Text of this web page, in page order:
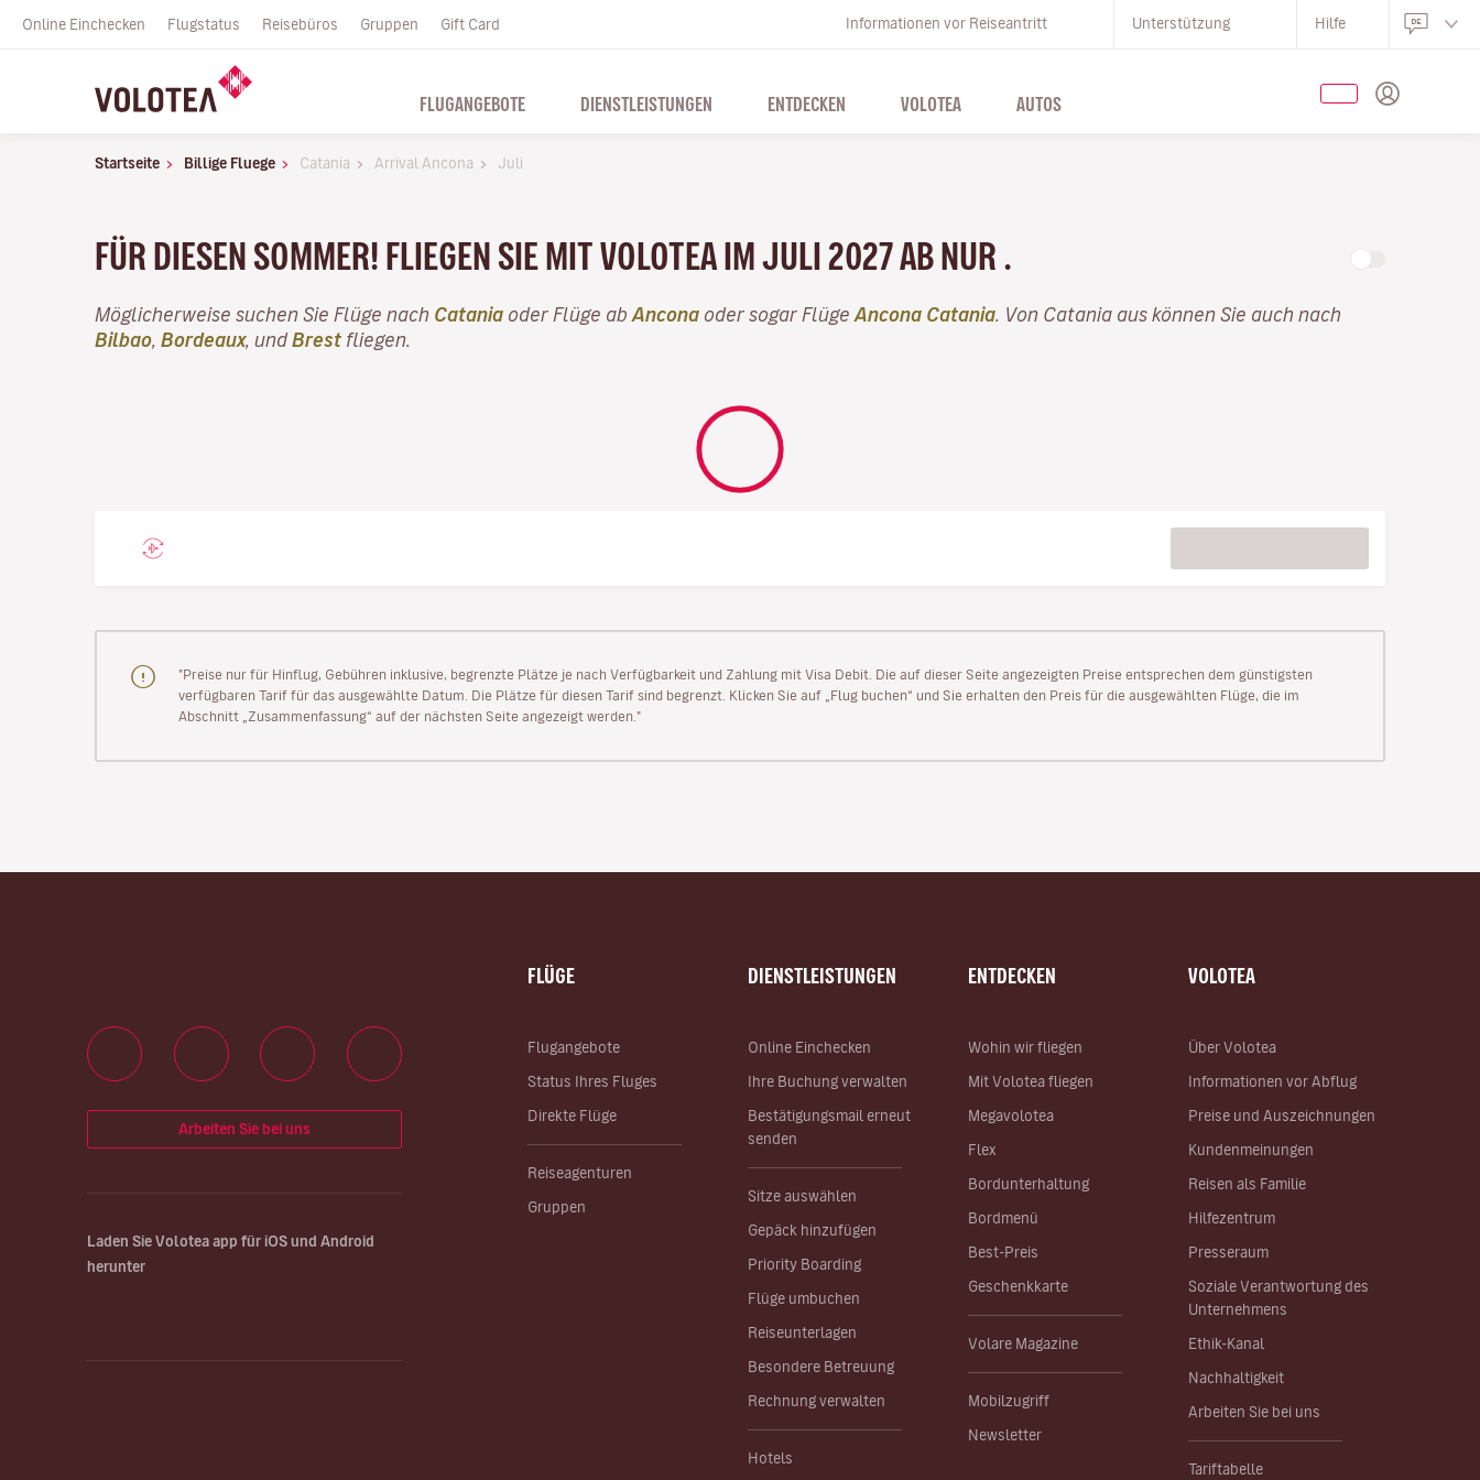
Online Einchecken Flugstatus Reisebüros Gruppen Gift Card Informationen vor Reiseantritt Unterstützung Hilfe
FLUGANGEBOTE DIENSTLEISTUNGEN ENTDECKEN VOLOTEA AUTOS
Startseite Billige Fluege Catania Arrival Ancona Juli
FÜR DIESEN SOMMER! FLIEGEN SIE MIT VOLOTEA IM JULI 2027 AB NUR .
Möglicherweise suchen Sie Flüge nach Catania oder Flüge ab Ancona oder sogar Flüge Ancona Catania . Von Catania aus können Sie auch nach
Bilbao Bordeaux, undBrest fliegen.
"Preise nur für Hinflug, Gebühren inklusive, begrenzte Plätze je nach Verfügbarkeit und Zahlung mit Visa Debit. Die auf dieser Seite angezeigten Preise entsprechen dem günstigsten
verfügbaren Tarif für das ausgewählte Datum. Die Plätze für diesen Tarif sind begrenzt. Klicken Sie auf „Flug buchen“ und Sie erhalten den Preis für die ausgewählten Flüge, die im
Abschnitt „Zusammenfassung“ auf der nächsten Seite angezeigt werden."
FLÜGE
Flugangebote
Status Ihres Fluges
Direkte Flüge
Reiseagenturen
Gruppen
DIENSTLEISTUNGEN
Online Einchecken
Ihre Buchung verwalten
Bestätigungsmail erneut
senden
Sitze auswählen
Gepäck hinzufügen
Priority Boarding
Flüge umbuchen
Reiseunterlagen
Besondere Betreuung
Rechnung verwalten
Hotels
ENTDECKEN
Wohin wir fliegen
Mit Volotea fliegen
Megavolotea
Flex
Bordunterhaltung
Bordmenü
Best-Preis
Geschenkkarte
Volare Magazine
Mobilzugriff
Newsletter
VOLOTEA
Über Volotea
Informationen vor Abflug
Preise und Auszeichnungen
Kundenmeinungen
Reisen als Familie
Hilfezentrum
Presseraum
Soziale Verantwortung des
Unternehmens
Ethik-Kanal
Nachhaltigkeit
Arbeiten Sie bei uns
Tariftabelle
Arbeiten Sie bei uns
Laden Sie Volotea app für iOS und Android
herunter